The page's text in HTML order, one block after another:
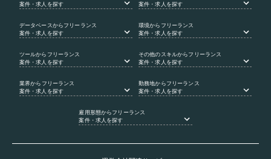
案件・求人を探す
案件・求人を探す
データベース からフリーランス
案件・求人を探す
環境からフリーランス
案件・求人を探す
ツールからフリーランス
案件・求人を探す
その他のスキルからフリーランス
案件・求人を探す
業界からフリーランス
案件・求人を探す
勤務地からフリーランス
案件・求人を探す
雇用形態からフリーランス
案件・求人を探す